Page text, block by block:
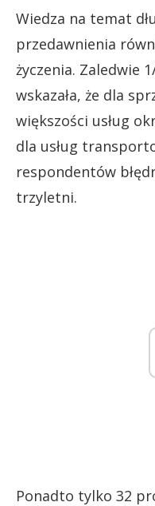
Wiedza na temat
przedawnienia
życzenia. Zaledwie
wskazała, że dla
większości usług
dla usług
respondentów
trzyletni.
Ponadto tylko 32